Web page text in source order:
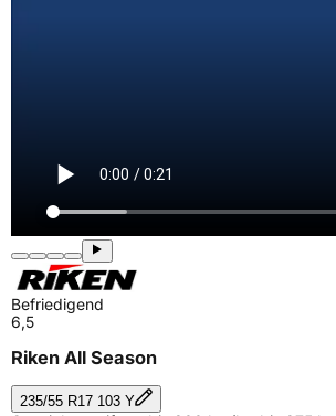
Befriedigend
6,5
Riken All Season
235/55 R17 103 Y